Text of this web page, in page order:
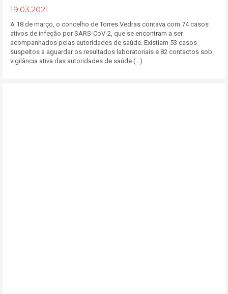
19.03.2021
A 18 de março, o concelho de Torres Vedras contava com 74 casos
ativos de infeção por SARS-CoV-2, que se encontram a ser
acompanhados pelas autoridades de saúde. Existiam 53 casos
suspeitos a aguardar os resultados laboratoriais e 82 contactos sob
vigilância ativa das autoridades de saúde (...)